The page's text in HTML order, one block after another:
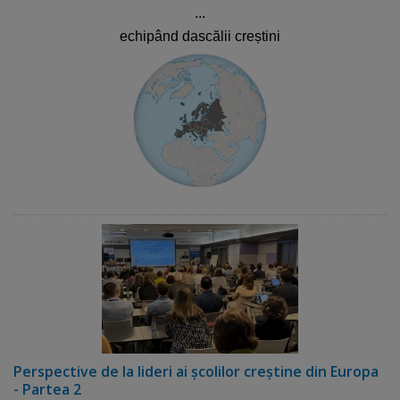
...
echipând dascălii creștini
Perspective de la lideri ai școlilor creștine din Europa
- Partea 2